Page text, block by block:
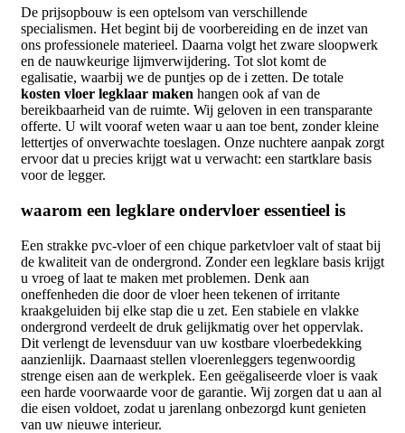
De prijsopbouw is een optelsom van verschillende
specialismen. Het begint bij de voorbereiding en de inzet van
ons professionele materieel. Daarna volgt het zware sloopwerk
en de nauwkeurige lijmverwijdering. Tot slot komt de
egalisatie, waarbij we de puntjes op de i zetten. De totale
kosten vloer legklaar maken hangen ook af van de
bereikbaarheid van de ruimte. Wij geloven in een transparante
offerte. U wilt vooraf weten waar u aan toe bent, zonder kleine
lettertjes of onverwachte toeslagen. Onze nuchtere aanpak zorgt
ervoor dat u precies krijgt wat u verwacht: een startklare basis
voor de legger.
waarom een legklare ondervloer essentieel is
Een strakke pvc-vloer of een chique parketvloer valt of staat bij
de kwaliteit van de ondergrond. Zonder een legklare basis krijgt
u vroeg of laat te maken met problemen. Denk aan
oneffenheden die door de vloer heen tekenen of irritante
kraakgeluiden bij elke stap die u zet. Een stabiele en vlakke
ondergrond verdeelt de druk gelijkmatig over het oppervlak.
Dit verlengt de levensduur van uw kostbare vloerbedekking
aanzienlijk. Daarnaast stellen vloerenleggers tegenwoordig
strenge eisen aan de werkplek. Een geëgaliseerde vloer is vaak
een harde voorwaarde voor de garantie. Wij zorgen dat u aan al
die eisen voldoet, zodat u jarenlang onbezorgd kunt genieten
van uw nieuwe interieur.